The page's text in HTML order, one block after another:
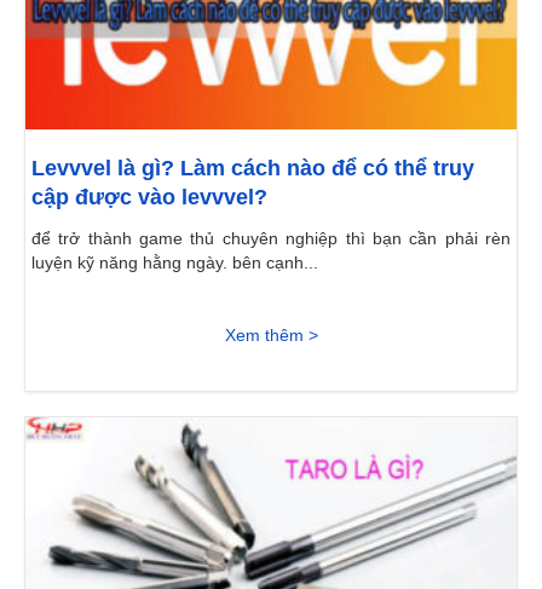
Levvvel là gì? Làm cách nào để có thể truy
cập được vào levvvel?
để trở thành game thủ chuyên nghiệp thì bạn cần phải rèn
luyện kỹ năng hằng ngày. bên cạnh...
Xem thêm >